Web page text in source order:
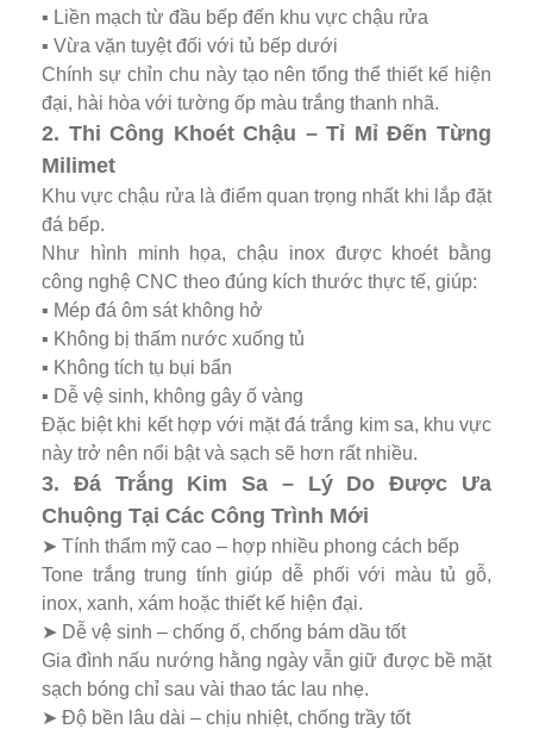
▪️ Liền mạch từ đầu bếp đến khu vực chậu rửa
▪️ Vừa vặn tuyệt đối với tủ bếp dưới
Chính sự chỉn chu này tạo nên tổng thể thiết kế hiện
đại, hài hòa với tường ốp màu trắng thanh nhã.
2. Thi Công Khoét Chậu – Tỉ Mỉ Đến Từng
Milimet
Khu vực chậu rửa là điểm quan trọng nhất khi lắp đặt
đá bếp.
Như hình minh họa, chậu inox được khoét bằng
công nghệ CNC theo đúng kích thước thực tế, giúp:
▪️ Mép đá ôm sát không hở
▪️ Không bị thấm nước xuống tủ
▪️ Không tích tụ bụi bẩn
▪️ Dễ vệ sinh, không gây ố vàng
Đặc biệt khi kết hợp với mặt đá trắng kim sa, khu vực
này trở nên nổi bật và sạch sẽ hơn rất nhiều.
3. Đá Trắng Kim Sa – Lý Do Được Ưa
Chuộng Tại Các Công Trình Mới
➤ Tính thẩm mỹ cao – hợp nhiều phong cách bếp
Tone trắng trung tính giúp dễ phối với màu tủ gỗ,
inox, xanh, xám hoặc thiết kế hiện đại.
➤ Dễ vệ sinh – chống ố, chống bám dầu tốt
Gia đình nấu nướng hằng ngày vẫn giữ được bề mặt
sạch bóng chỉ sau vài thao tác lau nhẹ.
➤ Độ bền lâu dài – chịu nhiệt, chống trầy tốt